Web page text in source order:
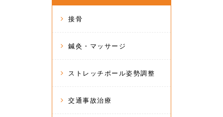
接骨
鍼灸・マッサージ
ストレッチポール姿勢調整
交通事故治療